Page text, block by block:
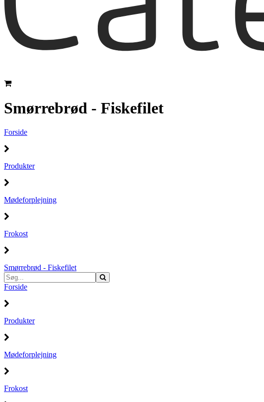
Smørrebrød - Fiskefilet
Forside
Produkter
Mødeforplejning
Frokost
Smørrebrød - Fiskefilet
Forside
Produkter
Mødeforplejning
Frokost